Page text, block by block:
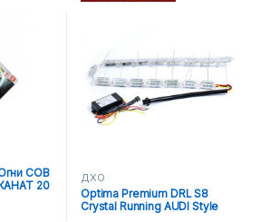
COB
20
ДХО
Optima Premium DRL S8
Crystal Running AUDI Style